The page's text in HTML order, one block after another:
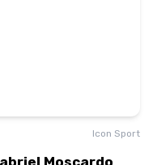
Icon Sport
Moscardo